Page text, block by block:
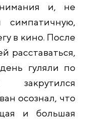
и, не
симпатичную,
в кино. После
расставаться,
гуляли по
закрутился
осознал, что
и большая